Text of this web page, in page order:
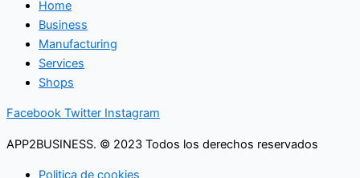
Home
Business
Manufacturing
Services
Shops
Facebook Twitter Instagram
APP2BUSINESS. © 2023 Todos los derechos reservados